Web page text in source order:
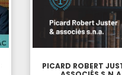
PICARD ROBERT